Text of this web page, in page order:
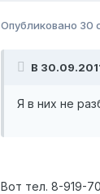
Опубликовано 30
В
Я в них не
Вот тел. 8-919-